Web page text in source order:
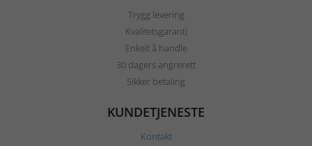
Trygg levering
Kvalitetsgaranti
Enkelt å handle
30 dagers angrerett
Sikker betaling
KUNDETJENESTE
Kontakt